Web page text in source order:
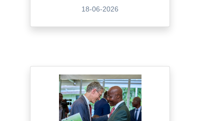
18-06-2026